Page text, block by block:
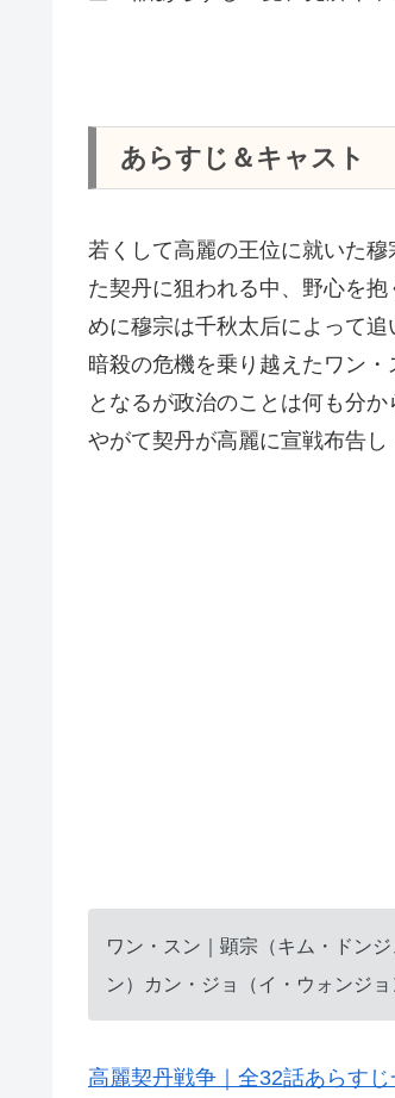
あらすじ＆キャスト
若くして高麗の王位に就いた
た契丹に狙われる中、野心を
めに穆宗は千秋太后によって追
暗殺の危機を乗り越えたワン
となるが政治のことは何も分
やがて契丹が高麗に宣戦布告し
ワン・スン｜顕宗（キム・ドン
ン）カン・ジョ（イ・ウォンジ
高麗契丹戦争｜全32話あらすじ